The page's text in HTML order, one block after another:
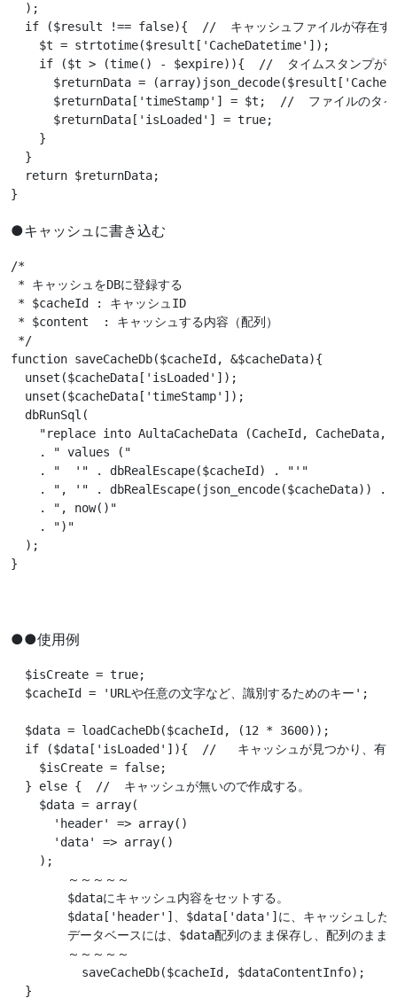
  );
if ($result !== false){  //  キャッシュファイルが存在す
    $t = strtotime($result['CacheDatetime']);
    if ($t
> (time() - $expire)){  //  タイムスタンプが有
$returnData =
$returnData['timeStamp'] = $t;  //  ファイルのタイ
      $returnData['isLoaded'] = true;
    }
  }
  return $returnData;
●キャッシュに書き込む
/*
* キャッシュをDBに登録する
* $cacheId : キャッシュID
* $content  : キャッシュする内容（配列）
*/
function saveCacheDb($cacheId, &$cacheData){
unset ($cacheData['isLoaded']);
unset ($cacheData['timeStamp']);
  dbRunSql(
"replace into AultaCacheData (CacheId, CacheData,
    . " values ("
    . "  '" . dbRealEscape($cacheId) . "'"
. ", '" . dbRealEscape(json_encode($cacheData)) .
    . ", now()"
    . ")"
  );
●●使用例
  $isCreate = true;
  $cacheId = 'URLや任意の文字など、識別するためのキー';
  $data = loadCacheDb($cacheId, (12 * 3600));
  if ($data['isLoaded']){  //	キャッシュが見つかり、有効期限内
    $isCreate = false;
  } else {  //  キャッシュが無いので作成する。
    $data = array(
      'header' =
> array()
      'data' =
> array()
    );